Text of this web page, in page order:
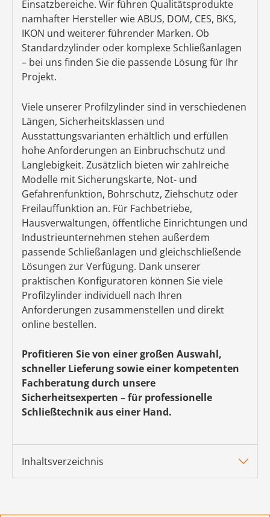
Inhaltsverzeichnis
Einsatzbereiche. Wir führen Qualitätsprodukte
namhafter Hersteller wie ABUS, DOM, CES, BKS,
IKON und weiterer führender Marken. Ob
Standardzylinder oder komplexe Schließanlagen
– bei uns finden Sie die passende Lösung für Ihr
Projekt.
Viele unserer Profilzylinder sind in verschiedenen
Längen, Sicherheitsklassen und
Ausstattungsvarianten erhältlich und erfüllen
hohe Anforderungen an Einbruchschutz und
Langlebigkeit. Zusätzlich bieten wir zahlreiche
Modelle mit Sicherungskarte, Not- und
Gefahrenfunktion, Bohrschutz, Ziehschutz oder
Freilauffunktion an. Für Fachbetriebe,
Hausverwaltungen, öffentliche Einrichtungen und
Industrieunternehmen stehen außerdem
passende Schließanlagen und gleichschließende
Lösungen zur Verfügung. Dank unserer
praktischen Konfiguratoren können Sie viele
Profilzylinder individuell nach Ihren
Anforderungen zusammenstellen und direkt
online bestellen.
Profitieren Sie von einer großen Auswahl,
schneller Lieferung sowie einer kompetenten
Fachberatung durch unsere
Sicherheitsexperten – für professionelle
Schließtechnik aus einer Hand.